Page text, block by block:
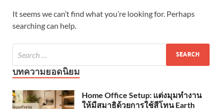
It seems we can’t find what you’re looking for. Perhaps
searching can help.
บทความยอดนิยม
Home Office Setup: แต่งมุมทำงาน
ให้มีสมาธิด้วยการใช้สีโทน Earth